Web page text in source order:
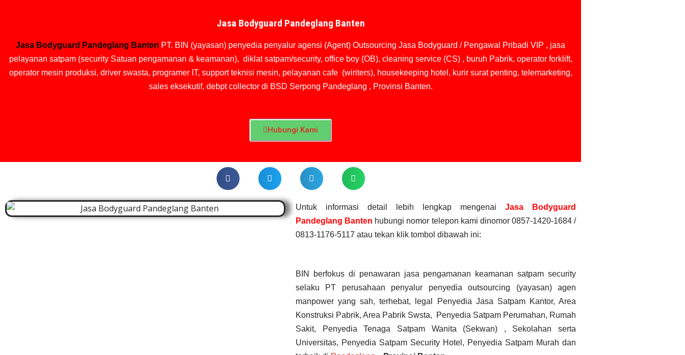
Jasa Bodyguard Pandeglang Banten
Jasa Bodyguard Pandeglang Banten PT. BIN (yayasan) penyedia penyalur agensi (Agent) Outsourcing Jasa Bodyguard / Pengawal Pribadi VIP , jasa
pelayanan satpam (security Satuan pengamanan & keamanan), diklat satpam/security, office boy (OB), cleaning service (CS) , buruh Pabrik, operator forklift,
operator mesin produksi, driver swasta, programer IT, support teknisi mesin, pelayanan cafe (wiriters), housekeeping hotel, kurir surat penting, telemarketing,
sales eksekutif, debpt collector di BSD Serpong Pandeglang , Provinsi Banten.
Hubungi Kami
Untuk informasi detail lebih lengkap mengenai Jasa Bodyguard
Pandeglang Banten hubungi nomor telepon kami dinomor 0857-1420-1684 /
0813-1176-5117 atau tekan klik tombol dibawah ini:
BIN berfokus di penawaran jasa pengamanan keamanan satpam security
selaku PT perusahaan penyalur penyedia outsourcing (yayasan) agen
manpower yang sah, terhebat, legal
Penyedia Jasa Satpam Kantor, Area
Konstruksi Pabrik, Area Pabrik Swsta, Penyedia Satpam Perumahan, Rumah
Sakit,
Penyedia Tenaga Satpam Wanita (Sekwan) , Sekolahan serta
Universitas, Penyedia Satpam Security Hotel, Penyedia Satpam Murah dan